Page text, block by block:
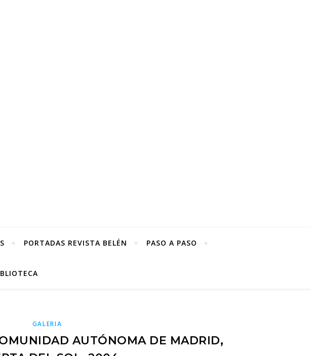
PORTADAS REVISTA BELÉN PASO A PASO
GALERIA
AUTÓNOMA DE MADRID,